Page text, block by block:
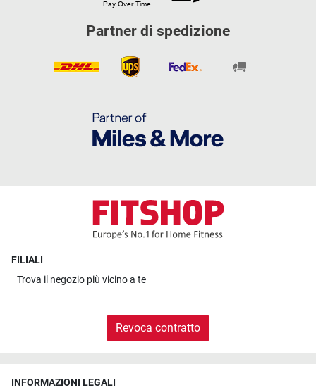
Partner di spedizione
FILIALI
Trova il negozio più vicino a te
Revoca contratto
INFORMAZIONI LEGALI